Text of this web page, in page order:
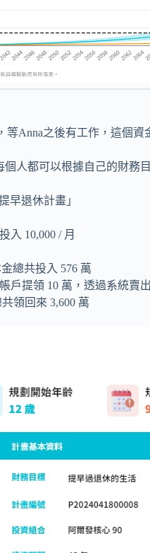
Anna之後有工作，這個資
人都可以根據自己的財務
早退休計畫」
入 10,000 / 月
總共投入 576 萬
戶提領 10 萬，透過系統賣
領回來 3,600 萬